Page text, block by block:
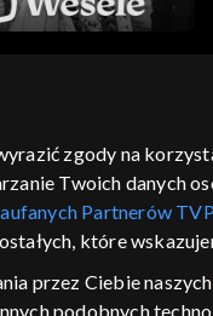
POLSKI
moje zgody
zgody na
Twoich danych
Partnerów
które
przez Ciebie naszych
podobnych